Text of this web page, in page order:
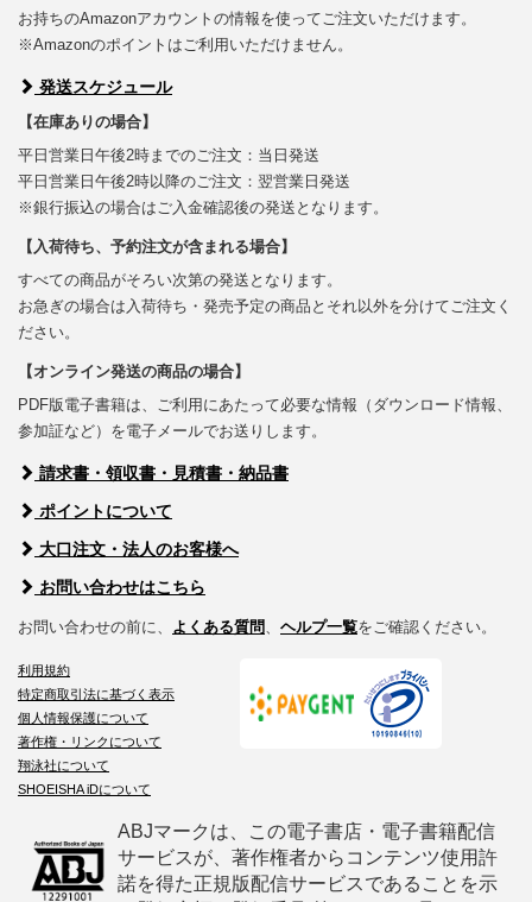
お持ちのAmazonアカウントの情報を使ってご注文いただけます。
※Amazonのポイントはご利用いただけません。
発送スケジュール
【在庫ありの場合】
平日営業日午後2時までのご注文：当日発送
平日営業日午後2時以降のご注文：翌営業日発送
※銀行振込の場合はご入金確認後の発送となります。
【入荷待ち、予約注文が含まれる場合】
すべての商品がそろい次第の発送となります。
お急ぎの場合は入荷待ち・発売予定の商品とそれ以外を分けてご注文く
ださい。
【オンライン発送の商品の場合】
PDF版電子書籍は、ご利用にあたって必要な情報（ダウンロード情報、
参加証など）を電子メールでお送りします。
請求書・領収書・見積書・納品書
ポイントについて
大口注文・法人のお客様へ
お問い合わせはこちら
お問い合わせの前に、 よくある質問、 ヘルプ一覧をご確認ください。
利用規約
特定商取引法に基づく表示
個人情報保護について
著作権・リンクについて
翔泳社について
SHOEISHA iDについて
ABJマークは、この電子書店・電子書籍配信
サービスが、著作権者からコンテンツ使用許
諾を得た正規版配信サービスであることを示